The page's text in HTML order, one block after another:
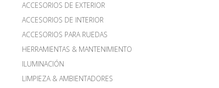
ACCESORIOS DE EXTERIOR
ACCESORIOS DE INTERIOR
ACCESORIOS PARA RUEDAS
HERRAMIENTAS & MANTENIMIENTO
ILUMINACIÓN
LIMPIEZA & AMBIENTADORES